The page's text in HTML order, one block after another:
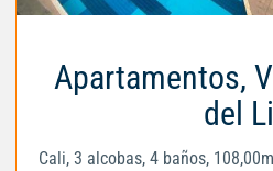
Apartamentos,
del
Cali, 3 alcobas, 4 baños,